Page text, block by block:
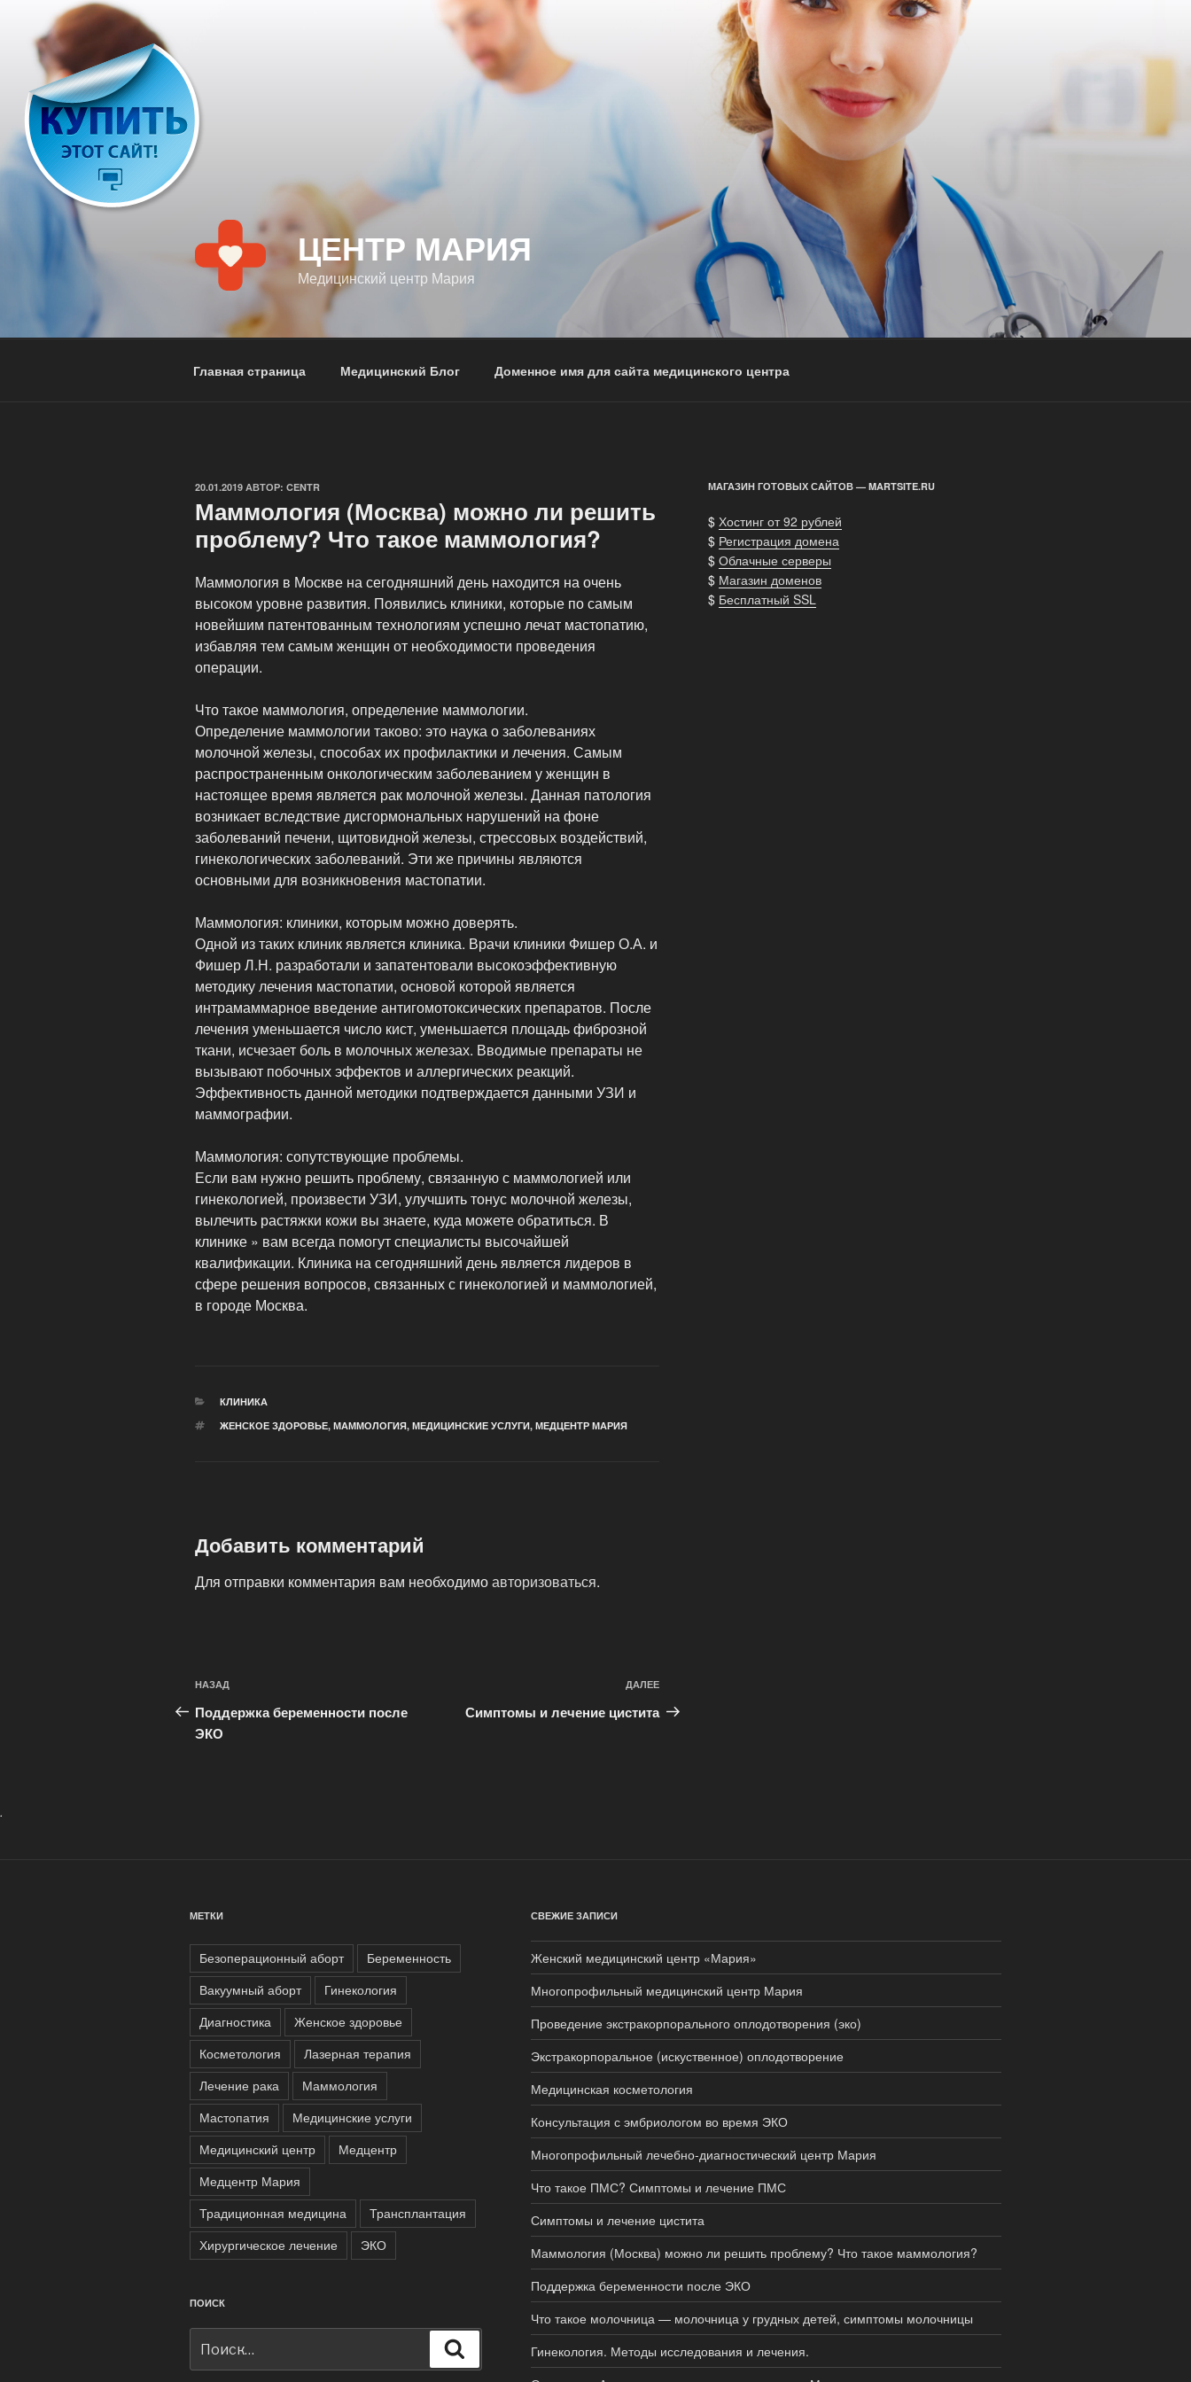
Перейти
содержимому
ЦЕНТР МАРИЯ
Медицинский центр Мария
Главная страница Медицинский Блог Доменное имя для сайта медицинского центра
ОПУБЛИКОВАНО
20.01.2019 АВТОР: CENTR
Маммология (Москва) можно ли решить
проблему? Что такое маммология?
Маммология в Москве на сегодняшний день находится на очень
высоком уровне развития. Появились клиники, которые по самым
новейшим патентованным технологиям успешно лечат мастопатию,
избавляя тем самым женщин от необходимости проведения
операции.
Что такое маммология, определение маммологии.
Определение маммологии таково: это наука о заболеваниях
молочной железы, способах их профилактики и лечения. Самым
распространенным онкологическим заболеванием у женщин в
настоящее время является рак молочной железы. Данная патология
возникает вследствие дисгормональных нарушений на фоне
заболеваний печени, щитовидной железы, стрессовых воздействий,
гинекологических заболеваний. Эти же причины являются
основными для возникновения мастопатии.
Маммология: клиники, которым можно доверять.
Одной из таких клиник является клиника. Врачи клиники Фишер О.А. и
Фишер Л.Н. разработали и запатентовали высокоэффективную
методику лечения мастопатии, основой которой является
интрамаммарное введение антигомотоксических препаратов. После
лечения уменьшается число кист, уменьшается площадь фиброзной
ткани, исчезает боль в молочных железах. Вводимые препараты не
вызывают побочных эффектов и аллергических реакций.
Эффективность данной методики подтверждается данными УЗИ и
маммографии.
Маммология: сопутствующие проблемы.
Если вам нужно решить проблему, связанную с маммологией или
гинекологией, произвести УЗИ, улучшить тонус молочной железы,
вылечить растяжки кожи вы знаете, куда можете обратиться. В
клинике » вам всегда помогут специалисты высочайшей
квалификации. Клиника на сегодняшний день является лидеров в
сфере решения вопросов, связанных с гинекологией и маммологией,
в городе Москва.
РУБРИКИ
КЛИНИКА
МЕТКИ
ЖЕНСКОЕ ЗДОРОВЬЕ, МАММОЛОГИЯ, МЕДИЦИНСКИЕ УСЛУГИ, МЕДЦЕНТР МАРИЯ
Добавить комментарий
Для отправки комментария вам необходимоавторизоваться.
Навигация
по
записям
Предыдущая
запись:
НАЗАД
Поддержка беременности после
ЭКО
запись
ДАЛЕЕ
Симптомы и лечение цистита
МАГАЗИН ГОТОВЫХ САЙТОВ — MARTSITE.RU
$ Хостинг от 92 рублей
$ Регистрация домена
$ Облачные серверы
$ Магазин доменов
$ Бесплатный SSL
.
МЕТКИ
Безоперационный аборт
Беременность
Вакуумный аборт
Гинекология
Диагностика
Женское здоровье
Косметология
Лазерная терапия
Лечение рака
Маммология
Мастопатия
Медицинские услуги
Медицинский центр
Медцентр
Медцентр Мария
Традиционная медицина
Трансплантация
Хирургическое лечение
ЭКО
ПОИСК
СВЕЖИЕ ЗАПИСИ
Женский медицинский центр «Мария»
Многопрофильный медицинский центр Мария
Проведение экстракорпорального оплодотворения (эко)
Экстракорпоральное (искуственное) оплодотворение
Медицинская косметология
Консультация с эмбриологом во время ЭКО
Многопрофильный лечебно-диагностический центр Мария
Что такое ПМС? Симптомы и лечение ПМС
Симптомы и лечение цистита
Маммология (Москва) можно ли решить проблему? Что такое маммология?
Поддержка беременности после ЭКО
Что такое молочница — молочница у грудных детей, симптомы молочницы
Гинекология. Методы исследования и лечения.